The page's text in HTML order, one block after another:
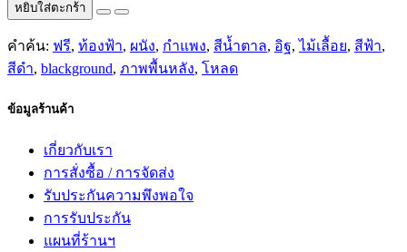
หยิบใส่ตะกร้า
คำค้น: ฟรี, ท้องฟ้า, ผนัง, กำแพง, สีน้ำตาล, อิฐ,ไม้เลื้อย, สีฟ้า,
สีดำ, blackground, ภาพพื้นหลัง, โหลด
ข้อมูลร้านค้า
เกี่ยวกับเรา
การสั่งซื้อ / การจัดส่ง
รับประกันความพึงพอใจ
การรับประกัน
แผนที่ร้านฯ